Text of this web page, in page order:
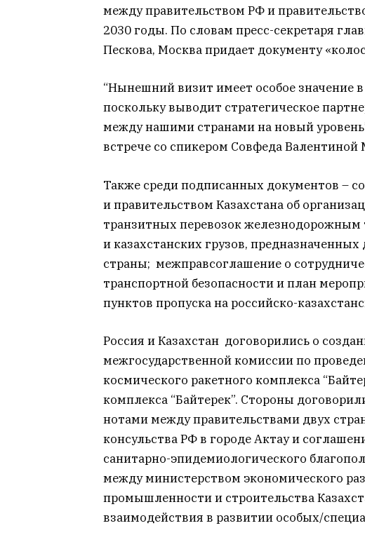
между правительством РФ и
2030 годы. По словам пресс-секретаря
Пескова, Москва придает документу
“Нынешний визит имеет особое значение
поскольку выводит стратегическое
между нашими странами на новый
встрече со спикером Совфеда Валентиной
Также среди подписанных документов –
и правительством Казахстана об
транзитных перевозок железнодорожным
и казахстанских грузов,
страны; межправсоглашение о
транспортной безопасности и план
пунктов пропуска на российско-
Россия и Казахстан договорились о
межгосударственной комиссии по
космического ракетного комплекса
комплекса “Байтерек”. Стороны
нотами между правительствами двух
консульства РФ в городе Актау и
санитарно-эпидемиологического
между министерством экономического
промышленности и строительства
взаимодействия в развитии особых/